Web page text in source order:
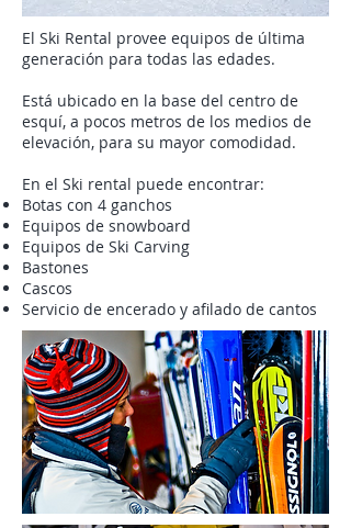
El Ski Rental provee equipos de última
generación para todas las edades.
Está ubicado en la base del centro de
esquí, a pocos metros de los medios de
elevación, para su mayor comodidad.
En el Ski rental puede encontrar:
Botas con 4 ganchos
Equipos de snowboard
Equipos de Ski Carving
Bastones
Cascos
Servicio de encerado y afilado de cantos